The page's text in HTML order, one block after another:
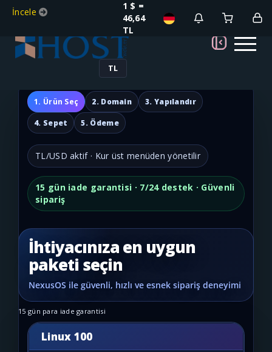
İncele
1 $ =
46,64
TL
TL
1. Ürün Seç 2. Domain 3. Yapılandır
4. Sepet 5. Ödeme
TL/USD aktif · Kur üst menüden yönetilir
15 gün iade garantisi · 7/24 destek · Güvenli
sipariş
İhtiyacınıza en uygun
paketi seçin
15 gün para iade garantisi
Linux 100